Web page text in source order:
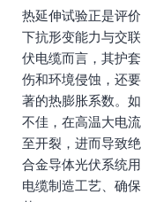
热延伸试验正是评
下抗形变能力与交
伏电缆而言，其护
伤和环境侵蚀，还
著的热膨胀系数。
不佳，在高温大电
至开裂，进而导致
合金导体光伏系统
电缆制造工艺、确